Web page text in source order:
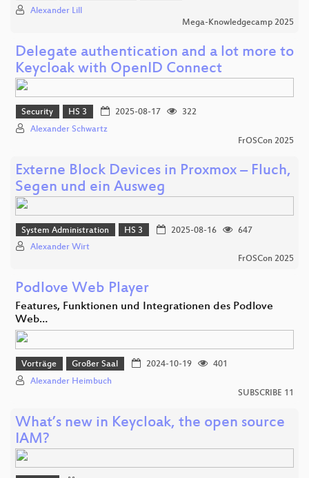
Alexander Lill
Mega-Knowledgecamp 2025
Delegate authentication and a lot more to
Keycloak with OpenID Connect
Security HS 3 2025-08-17
322
Alexander Schwartz
FrOSCon 2025
Externe Block Devices in Proxmox – Fluch,
Segen und ein Ausweg
System Administration HS 3 2025-08-16
647
Alexander Wirt
FrOSCon 2025
Podlove Web Player
Features, Funktionen und Integrationen des Podlove
Web…
Vorträge Großer Saal 2024-10-19
401
Alexander Heimbuch
SUBSCRIBE 11
What’s new in Keycloak, the open source
IAM?